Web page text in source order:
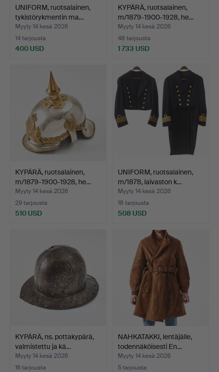
UNIFORM, ruotsalainen,
tykistörykmentin ma…
Myyty 14 kesä 2026
14 tarjousta
400 USD
KYPÄRÄ, ruotsalainen,
m/1879-1900-1928, he…
Myyty 14 kesä 2026
48 tarjousta
1 733 USD
KYPÄRÄ, ruotsalainen,
m/1879-1900-1928, he…
Myyty 14 kesä 2026
29 tarjousta
510 USD
UNIFORM, ruotsalainen,
m/1878, laivaston k…
Myyty 14 kesä 2026
18 tarjousta
508 USD
KYPÄRÄ, ns. pottakypärä,
valmistettu ja kä…
Myyty 14 kesä 2026
16 tarjousta
NAHKATAKKI, lentäjälle,
todennäköisesti En…
Myyty 14 kesä 2026
5 tarjousta